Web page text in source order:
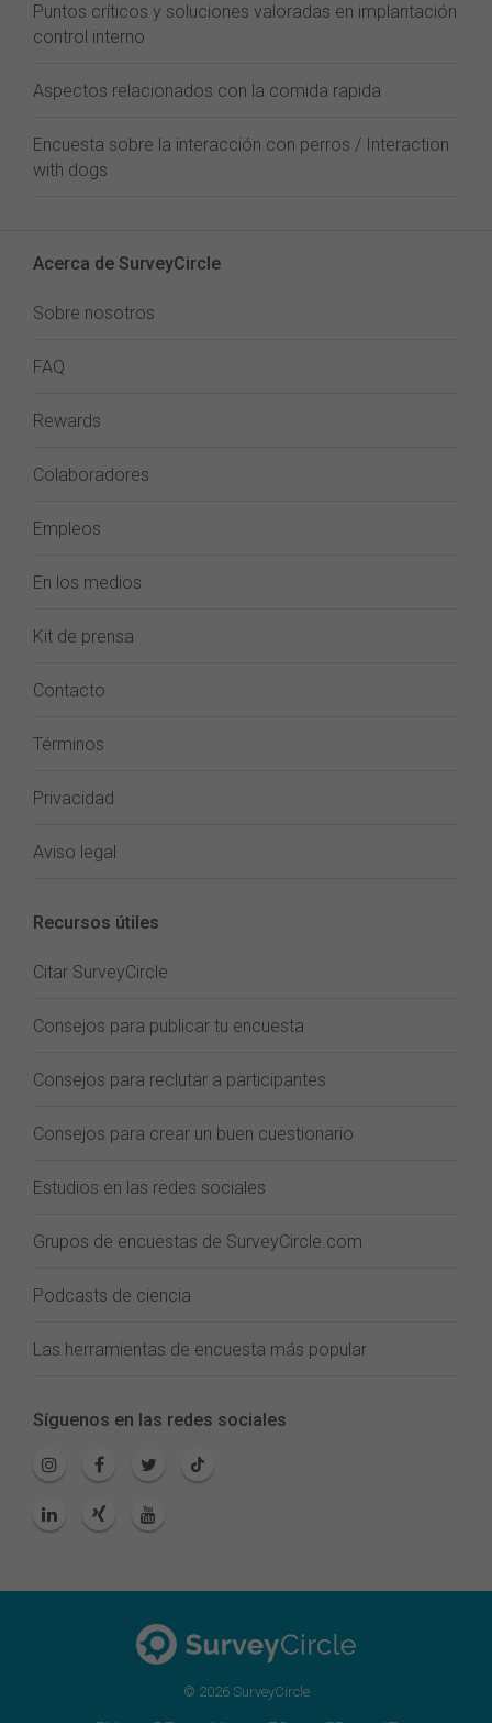
Puntos críticos y soluciones valoradas en implantación
control interno
Aspectos relacionados con la comida rapida
Encuesta sobre la interacción con perros / Interaction
with dogs
Acerca de SurveyCircle
Sobre nosotros
FAQ
Rewards
Colaboradores
Empleos
En los medios
Kit de prensa
Contacto
Términos
Privacidad
Aviso legal
Recursos útiles
Citar SurveyCircle
Consejos para publicar tu encuesta
Consejos para reclutar a participantes
Consejos para crear un buen cuestionario
Estudios en las redes sociales
Grupos de encuestas de SurveyCircle.com
Podcasts de ciencia
Las herramientas de encuesta más popular
Síguenos en las redes sociales
© 2026 SurveyCircle